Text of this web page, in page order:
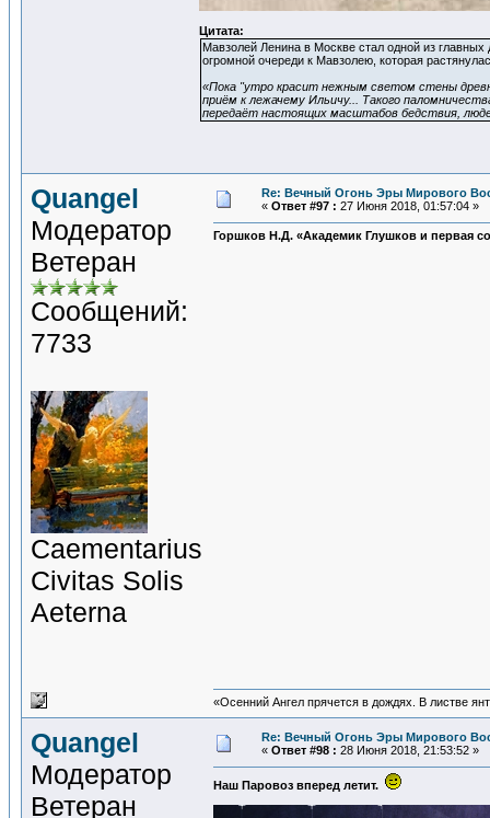
Цитата:
Мавзолей Ленина в Москве стал одной из
огромной очереди к Мавзолею, которая
«Пока "утро красит нежным светом стены
приём к лежачему Ильичу... Такого
передаёт настоящих масштабов бедствия,
Quangel
Модератор
Ветеран
Сообщений:
7733
Сaementarius
Civitas Solis
Aeterna
Re: Вечный Огонь Эры Мирового
« Ответ #97 : 27 Июня 2018, 01:57:04 »
Горшков Н.Д. «Академик Глушков и первая
«Осенний Ангел прячется в дождях. В листве
Quangel
Модератор
Ветеран
Re: Вечный Огонь Эры Мирового
« Ответ #98 : 28 Июня 2018, 21:53:52 »
Наш Паровоз вперед летит.